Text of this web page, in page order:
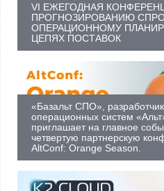
VI ЕЖЕГОДНАЯ
ПРОГНОЗИРОВАНИЮ
ОПЕРАЦИОННОМУ
ЦЕПЯХ ПОСТАВОК
«Базальт СПО», разработчик
операционных систем
приглашает на главное
четвертую партнерскую
AltConf: Orange Season.